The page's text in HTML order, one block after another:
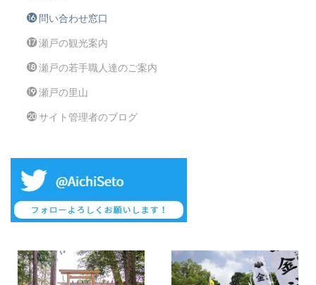
問い合わせ窓口
瀬戸の観光案内
瀬戸の若手職人達のご案内
瀬戸の里山
サイト管理者のブログ